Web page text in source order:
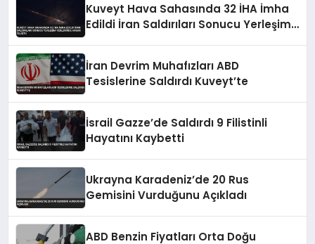
Kuveyt Hava Sahasında 32 İHA İmha
Edildi İran Saldırıları Sonucu Yerleşim
İran Devrim Muhafızları ABD
Tesislerine Saldırdı Kuveyt’te
İsrail Gazze’de Saldırdı 9 Filistinli
Hayatını Kaybetti
Ukrayna Karadeniz’de 20 Rus
Gemisini Vurduğunu Açıkladı
ABD Benzin Fiyatları Orta Doğu